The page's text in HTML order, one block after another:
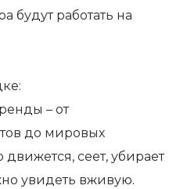
будут работать на
– от
до мировых
движется, сеет, убирает
увидеть вживую.